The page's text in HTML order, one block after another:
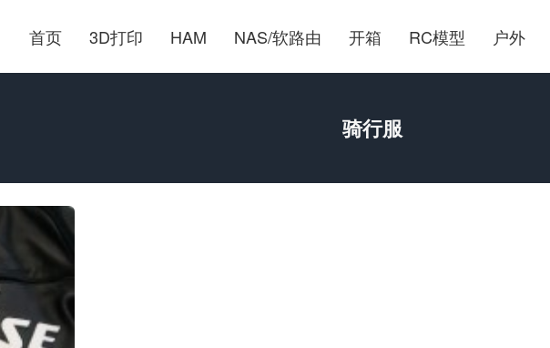
首页 3D打印 HAM NAS/软路由 开箱 RC模型 户外
骑行服